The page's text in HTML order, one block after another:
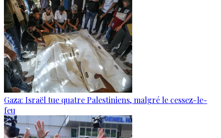
Gaza: Israël tue quatre Palestiniens, malgré le cessez-le-
feu